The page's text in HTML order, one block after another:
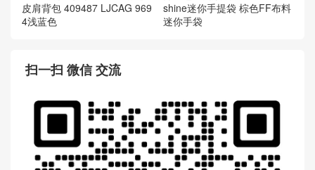
Gucci Padlock Gucci Signatu
re 黑色肩背包409487 CWC1
G 1000
Gucci Padlock GG Supreme
肩背包409487 KLQJG 9785